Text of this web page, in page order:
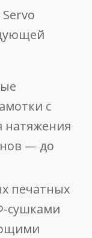
с
натяжения
— до
печатных
сушками